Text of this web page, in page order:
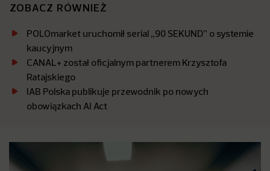
ZOBACZ RÓWNIEŻ
POLOmarket uruchomił serial „90 SEKUND” o systemie
kaucyjnym
CANAL+ został oficjalnym partnerem Krzysztofa
Ratajskiego
IAB Polska publikuje przewodnik po nowych
obowiązkach AI Act